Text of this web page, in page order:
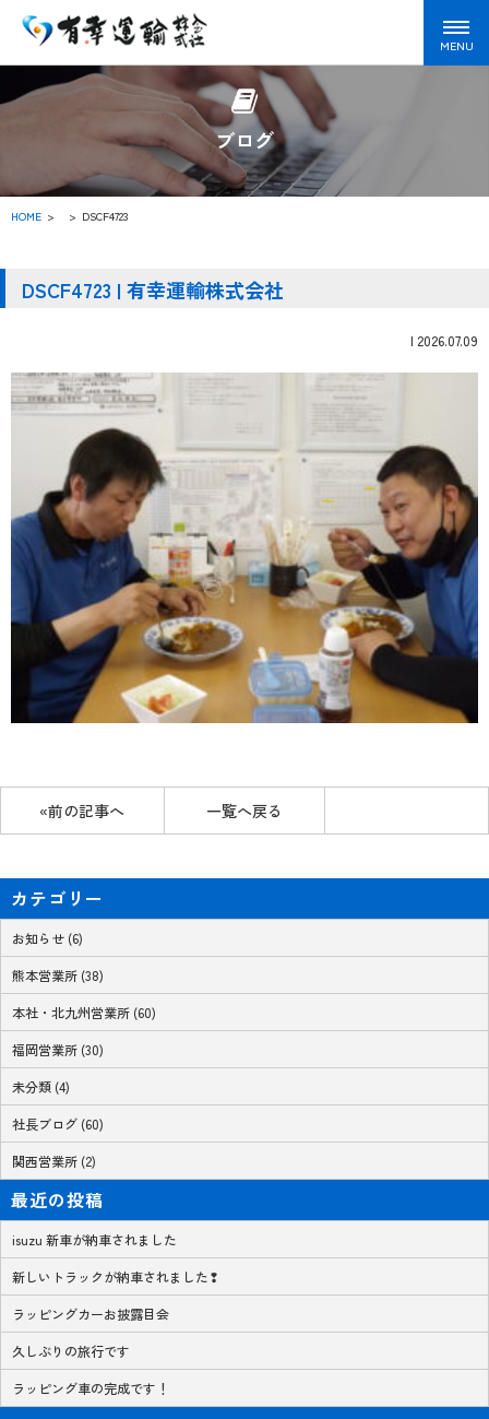
ブログ
HOME > DSCF4723
DSCF4723 | 有幸運輸株式会社
| 2026.07.09
«前の記事へ 一覧へ戻る
カテゴリー
お知らせ (6)
熊本営業所 (38)
本社・北九州営業所 (60)
福岡営業所 (30)
未分類 (4)
社長ブログ (60)
関西営業所 (2)
最近の投稿
isuzu 新車が納車されました
新しいトラックが納車されました❢
ラッピングカーお披露目会
久しぶりの旅行です
ラッピング車の完成です！